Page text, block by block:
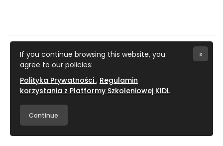
If you continue browsing this website, you
agree to our policies:
Polityka Prywatności Regulamin
korzystania z Platformy Szkoleniowej KIDL
Continue
x
Krajowa Izba Diagnostów Laboratoryjnych 2025 ©